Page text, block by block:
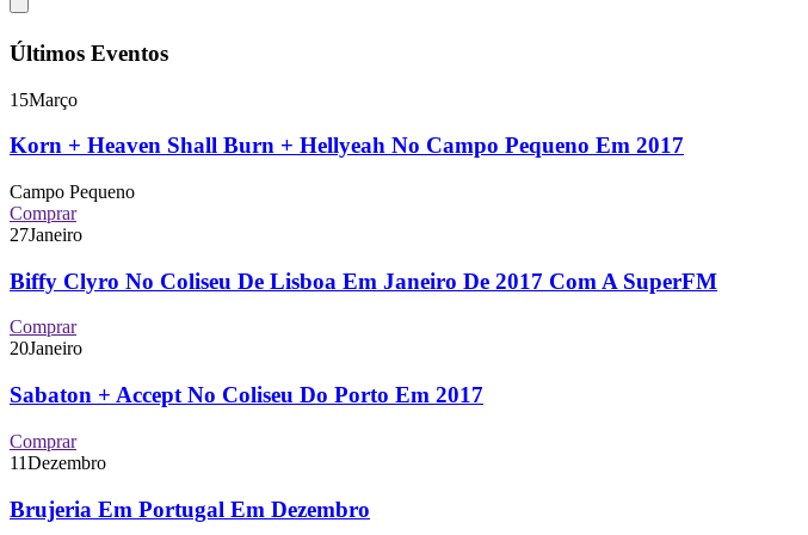
Últimos Eventos
15Março
Korn + Heaven Shall Burn + Hellyeah No Campo Pequeno Em 2017
Campo Pequeno
Comprar
27Janeiro
Biffy Clyro No Coliseu De Lisboa Em Janeiro De 2017 Com A SuperFM
Comprar
20Janeiro
Sabaton + Accept No Coliseu Do Porto Em 2017
Comprar
11Dezembro
Brujeria Em Portugal Em Dezembro